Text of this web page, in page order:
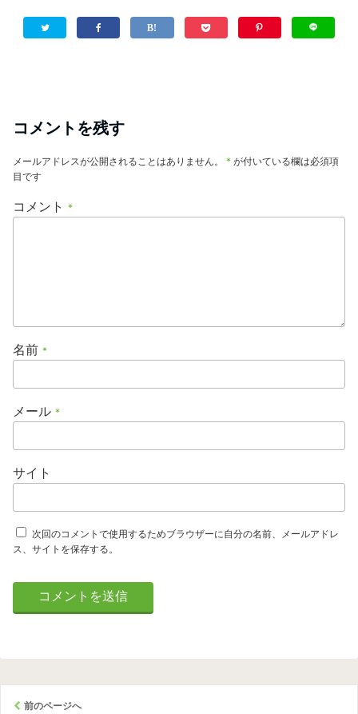
コメントを残す
メールアドレスが公開されることはありません。 * が付いている欄は必須項
目です
コメント *
名前 *
メール *
サイト
次回のコメントで使用するためブラウザーに自分の名前、メールアドレ
ス、サイトを保存する。
前のページへ